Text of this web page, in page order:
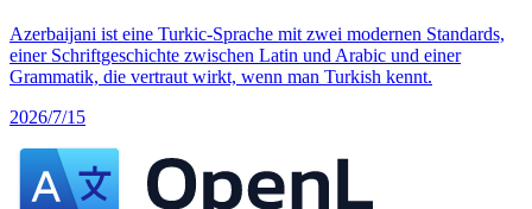
Azerbaijani ist eine Turkic-Sprache mit zwei modernen Standards,
einer Schriftgeschichte zwischen Latin und Arabic und einer
Grammatik, die vertraut wirkt, wenn man Turkish kennt.
2026/7/15